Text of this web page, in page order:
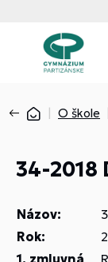
O škole
34-2018
Názov:
Rok:
1. zmluvná